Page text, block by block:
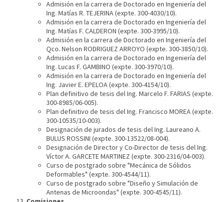
Admisión en la carrera de Doctorado en Ingeniería del
Ing. Matías R. TEJERINA (expte. 300-4030/10).
Admisión en la carrera de Doctorado en Ingeniería del
Ing. Matías F. CALDERON (expte. 300-3995/10).
Admisión en la carrera de Doctorado en Ingeniería del
Qco. Nelson RODRIGUEZ ARROYO (expte. 300-3850/10).
Admisión en la carrera de Doctorado en Ingeniería del
Ing. Lucas F. GAMBINO (expte. 300-3970/10).
Admisión en la carrera de Doctorado en Ingeniería del
Ing. Javier E. EPELOA (expte. 300-4154/10).
Plan definitivo de tesis del Ing. Marcelo F. FARIAS (expte.
300-8985/06-005).
Plan definitivo de tesis del Ing. Francisco MOREA (expte.
300-10535/10-003).
Designación de jurados de tesis del Ing. Laureano A.
BULUS ROSSINI (expte. 300-13522/08-004).
Designación de Director y Co-Director de tesis del Ing.
Víctor A. GARCETE MARTINEZ (expte. 300-2316/04-003).
Curso de postgrado sobre "Mecánica de Sólidos
Deformables" (expte. 300-4544/11).
Curso de postgrado sobre "Diseño y Simulación de
Antenas de Microondas" (expte. 300-4545/11).